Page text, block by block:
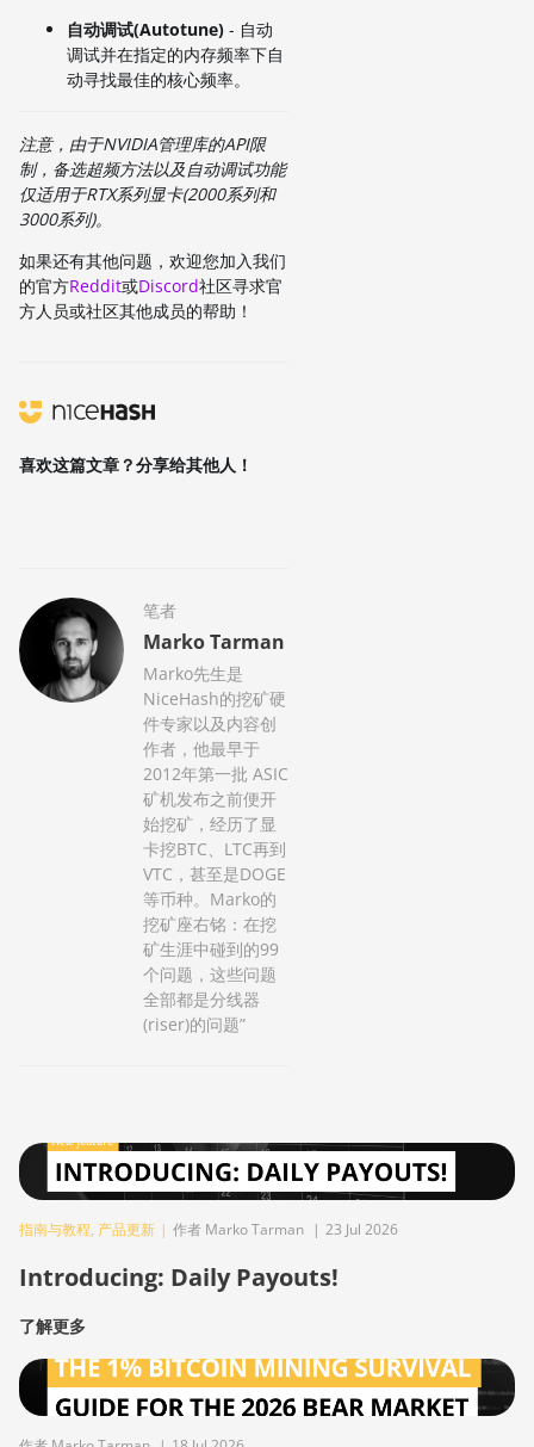
自动调试(Autotune) - 自动
调试并在指定的内存频率下自
动寻找最佳的核心频率。
注意，由于NVIDIA管理库的API限
制，备选超频方法以及自动调试功能
仅适用于RTX系列显卡(2000系列和
3000系列)。
如果还有其他问题，欢迎您加入我们
的官方Reddit或Discord社区寻求官
方人员或社区其他成员的帮助！
喜欢这篇文章？分享给其他人！
笔者
Marko Tarman
Marko先生是
NiceHash的挖矿硬
件专家以及内容创
作者，他最早于
2012年第一批 ASIC
矿机发布之前便开
始挖矿，经历了显
卡挖BTC、LTC再到
VTC，甚至是DOGE
等币种。Marko的
挖矿座右铭：在挖
矿生涯中碰到的99
个问题，这些问题
全部都是分线器
(riser)的问题”
指南与教程, 产品更新 | 作者 Marko Tarman | 23 Jul 2026
Introducing: Daily Payouts!
了解更多